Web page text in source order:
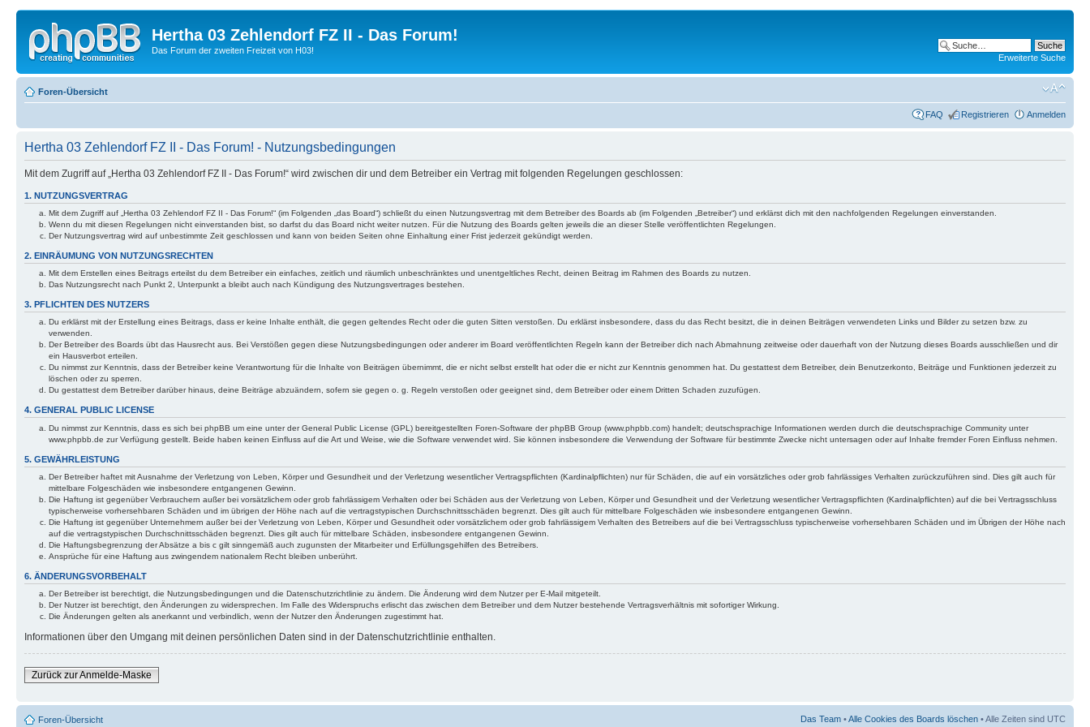
Hertha 03 Zehlendorf FZ II - Das Forum!
Das Forum der zweiten Freizeit von H03!
Erweiterte Suche
Foren-Übersicht
FAQ Registrieren Anmelden
Hertha 03 Zehlendorf FZ II - Das Forum! - Nutzungsbedingungen
Mit dem Zugriff auf „Hertha 03 Zehlendorf FZ II - Das Forum!“ wird zwischen dir und dem Betreiber ein Vertrag mit folgenden Regelungen geschlossen:
1. NUTZUNGSVERTRAG
Mit dem Zugriff auf „Hertha 03 Zehlendorf FZ II - Das Forum!“ (im Folgenden „das Board“) schließt du einen Nutzungsvertrag mit dem Betreiber des Boards ab (im Folgenden „Betreiber“) und erklärst dich mit den nachfolgenden Regelungen einverstanden.
Wenn du mit diesen Regelungen nicht einverstanden bist, so darfst du das Board nicht weiter nutzen. Für die Nutzung des Boards gelten jeweils die an dieser Stelle veröffentlichten Regelungen.
Der Nutzungsvertrag wird auf unbestimmte Zeit geschlossen und kann von beiden Seiten ohne Einhaltung einer Frist jederzeit gekündigt werden.
2. EINRÄUMUNG VON NUTZUNGSRECHTEN
Mit dem Erstellen eines Beitrags erteilst du dem Betreiber ein einfaches, zeitlich und räumlich unbeschränktes und unentgeltliches Recht, deinen Beitrag im Rahmen des Boards zu nutzen.
Das Nutzungsrecht nach Punkt 2, Unterpunkt a bleibt auch nach Kündigung des Nutzungsvertrages bestehen.
3. PFLICHTEN DES NUTZERS
Du erklärst mit der Erstellung eines Beitrags, dass er keine Inhalte enthält, die gegen geltendes Recht oder die guten Sitten verstoßen. Du erklärst insbesondere, dass du das Recht besitzt, die in deinen Beiträgen verwendeten Links und Bilder zu setzen bzw. zu
verwenden.
Der Betreiber des Boards übt das Hausrecht aus. Bei Verstößen gegen diese Nutzungsbedingungen oder anderer im Board veröffentlichten Regeln kann der Betreiber dich nach Abmahnung zeitweise oder dauerhaft von der Nutzung dieses Boards ausschließen und dir
ein Hausverbot erteilen.
Du nimmst zur Kenntnis, dass der Betreiber keine Verantwortung für die Inhalte von Beiträgen übernimmt, die er nicht selbst erstellt hat oder die er nicht zur Kenntnis genommen hat. Du gestattest dem Betreiber, dein Benutzerkonto, Beiträge und Funktionen jederzeit zu
löschen oder zu sperren.
Du gestattest dem Betreiber darüber hinaus, deine Beiträge abzuändern, sofern sie gegen o. g. Regeln verstoßen oder geeignet sind, dem Betreiber oder einem Dritten Schaden zuzufügen.
4. GENERAL PUBLIC LICENSE
Du nimmst zur Kenntnis, dass es sich bei phpBB um eine unter der General Public License (GPL) bereitgestellten Foren-Software der phpBB Group (www.phpbb.com) handelt; deutschsprachige Informationen werden durch die deutschsprachige Community unter
www.phpbb.de zur Verfügung gestellt. Beide haben keinen Einfluss auf die Art und Weise, wie die Software verwendet wird. Sie können insbesondere die Verwendung der Software für bestimmte Zwecke nicht untersagen oder auf Inhalte fremder Foren Einfluss nehmen.
5. GEWÄHRLEISTUNG
Der Betreiber haftet mit Ausnahme der Verletzung von Leben, Körper und Gesundheit und der Verletzung wesentlicher Vertragspflichten (Kardinalpflichten) nur für Schäden, die auf ein vorsätzliches oder grob fahrlässiges Verhalten zurückzuführen sind. Dies gilt auch für
mittelbare Folgeschäden wie insbesondere entgangenen Gewinn.
Die Haftung ist gegenüber Verbrauchern außer bei vorsätzlichem oder grob fahrlässigem Verhalten oder bei Schäden aus der Verletzung von Leben, Körper und Gesundheit und der Verletzung wesentlicher Vertragspflichten (Kardinalpflichten) auf die bei Vertragsschluss
typischerweise vorhersehbaren Schäden und im übrigen der Höhe nach auf die vertragstypischen Durchschnittsschäden begrenzt. Dies gilt auch für mittelbare Folgeschäden wie insbesondere entgangenen Gewinn.
Die Haftung ist gegenüber Unternehmern außer bei der Verletzung von Leben, Körper und Gesundheit oder vorsätzlichem oder grob fahrlässigem Verhalten des Betreibers auf die bei Vertragsschluss typischerweise vorhersehbaren Schäden und im Übrigen der Höhe nach
auf die vertragstypischen Durchschnittsschäden begrenzt. Dies gilt auch für mittelbare Schäden, insbesondere entgangenen Gewinn.
Die Haftungsbegrenzung der Absätze a bis c gilt sinngemäß auch zugunsten der Mitarbeiter und Erfüllungsgehilfen des Betreibers.
Ansprüche für eine Haftung aus zwingendem nationalem Recht bleiben unberührt.
6. ÄNDERUNGSVORBEHALT
Der Betreiber ist berechtigt, die Nutzungsbedingungen und die Datenschutzrichtlinie zu ändern. Die Änderung wird dem Nutzer per E-Mail mitgeteilt.
Der Nutzer ist berechtigt, den Änderungen zu widersprechen. Im Falle des Widerspruchs erlischt das zwischen dem Betreiber und dem Nutzer bestehende Vertragsverhältnis mit sofortiger Wirkung.
Die Änderungen gelten als anerkannt und verbindlich, wenn der Nutzer den Änderungen zugestimmt hat.
Informationen über den Umgang mit deinen persönlichen Daten sind in der Datenschutzrichtlinie enthalten.
Zurück zur Anmelde-Maske
Foren-Übersicht Das Team •Alle Cookies des Boards löschen • Alle Zeiten sind UTC